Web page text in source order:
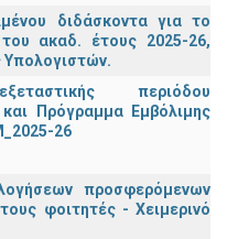
διδάσκοντα για το
ακαδ. έτους 2025-26,
Υπολογιστών.
περιόδου
και Πρόγραμμα Εμβόλιμης
26
προσφερόμενων
φοιτητές - Χειμερινό